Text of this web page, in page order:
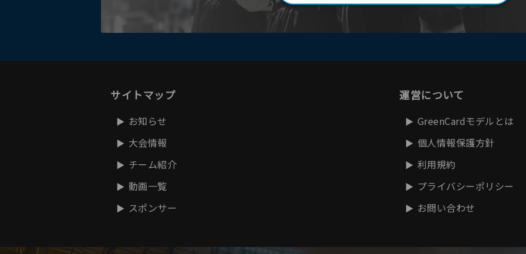
サイトマップ
お知らせ
大会情報
チーム紹介
動画一覧
スポンサー
運営について
GreenCardモデルとは
個人情報保護方針
利用規約
プライバシーポリシー
お問い合わせ